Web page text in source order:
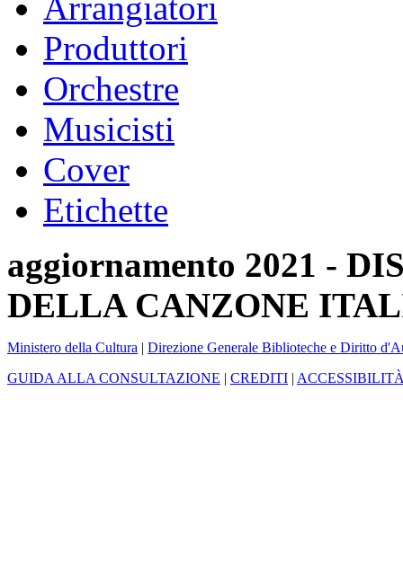
Produttori
Orchestre
Musicisti
Cover
Etichette
aggiornamento 2021 -
DELLA CANZONE
Ministero della Cultura | Direzione Generale Biblioteche e Diritto
GUIDA ALLA CONSULTAZIONE | CREDITI |